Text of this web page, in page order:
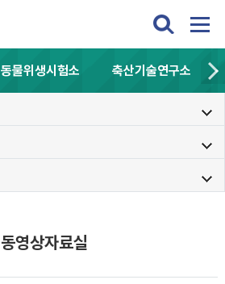
동물위생시험소 축산기술연구소
동영상자료실